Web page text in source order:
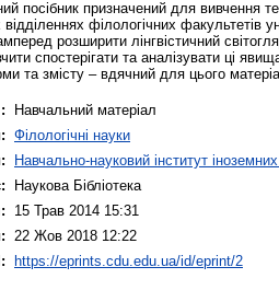
посібник призначений для вивчення
філологічних факультетів
розширити лінгвістичний
спостерігати та аналізувати ці
та змісту – вдячний для цього
Навчальний матеріал
Філологічні науки
Навчально-науковий інститут
Наукова Бібліотека
15 Трав 2014 15:31
22 Жов 2018 12:22
https://eprints.cdu.edu.ua/id/eprint/2